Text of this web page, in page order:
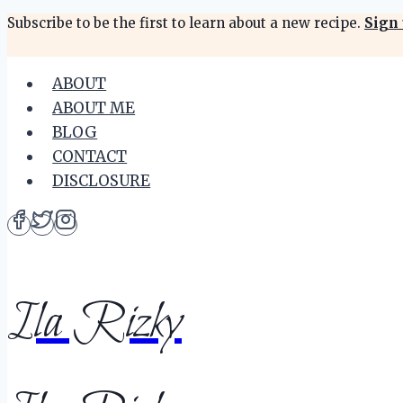
Skip
content
Subscribe to be the first to learn about a new recipe. Sign
ABOUT
ABOUT ME
BLOG
CONTACT
DISCLOSURE
Ila Rizky